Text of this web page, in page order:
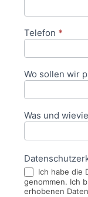
Telefon *
Wo sollen wir
Was und
Ich habe die
genommen. Ich
erhobenen